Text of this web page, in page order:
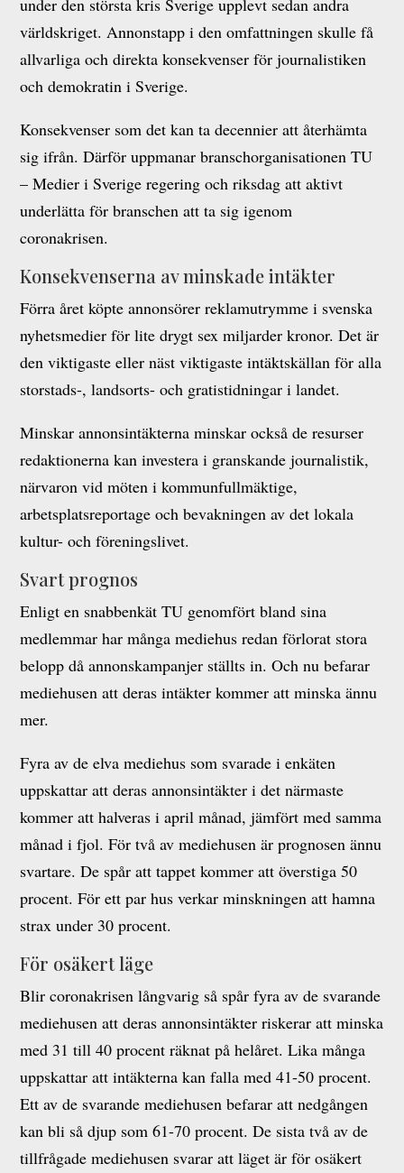
under den största kris Sverige upplevt sedan andra
världskriget. Annonstapp i den omfattningen skulle få
allvarliga och direkta konsekvenser för journalistiken
och demokratin i Sverige.
Konsekvenser som det kan ta decennier att återhämta
sig ifrån. Därför uppmanar branschorganisationen TU
– Medier i Sverige regering och riksdag att aktivt
underlätta för branschen att ta sig igenom
coronakrisen.
Konsekvenserna av minskade intäkter
Förra året köpte annonsörer reklamutrymme i svenska
nyhetsmedier för lite drygt sex miljarder kronor. Det är
den viktigaste eller näst viktigaste intäktskällan för alla
storstads-, landsorts- och gratistidningar i landet.
Minskar annonsintäkterna minskar också de resurser
redaktionerna kan investera i granskande journalistik,
närvaron vid möten i kommunfullmäktige,
arbetsplatsreportage och bevakningen av det lokala
kultur- och föreningslivet.
Svart prognos
Enligt en snabbenkät TU genomfört bland sina
medlemmar har många mediehus redan förlorat stora
belopp då annonskampanjer ställts in. Och nu befarar
mediehusen att deras intäkter kommer att minska ännu
mer.
Fyra av de elva mediehus som svarade i enkäten
uppskattar att deras annonsintäkter i det närmaste
kommer att halveras i april månad, jämfört med samma
månad i fjol. För två av mediehusen är prognosen ännu
svartare. De spår att tappet kommer att överstiga 50
procent. För ett par hus verkar minskningen att hamna
strax under 30 procent.
För osäkert läge
Blir coronakrisen långvarig så spår fyra av de svarande
mediehusen att deras annonsintäkter riskerar att minska
med 31 till 40 procent räknat på helåret. Lika många
uppskattar att intäkterna kan falla med 41-50 procent.
Ett av de svarande mediehusen befarar att nedgången
kan bli så djup som 61-70 procent. De sista två av de
tillfrågade mediehusen svarar att läget är för osäkert